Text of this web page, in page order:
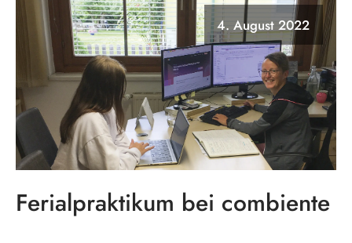
4. August 2022
Ferialpraktikum bei combiente